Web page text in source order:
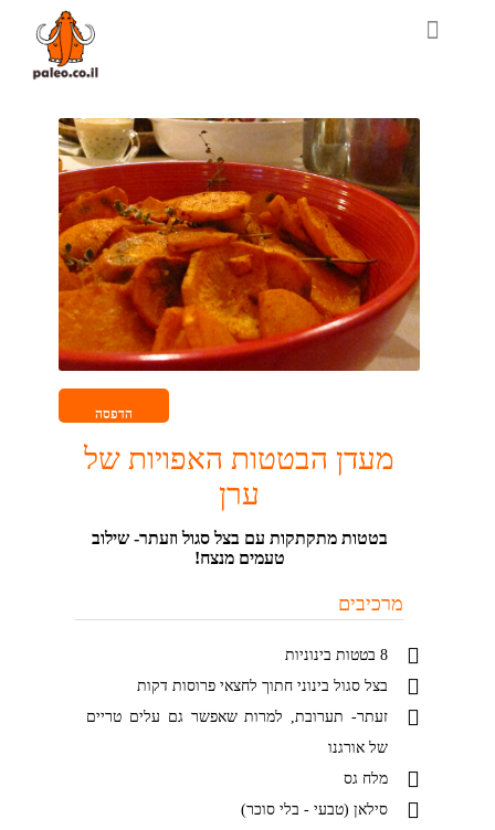
הדפסה
מעדן הבטטות האפויות של
ערן
בטטות מתקתקות עם בצל סגול וזעתר- שילוב
טעמים מנצח!
מרכיבים
8 בטטות בינוניות
בצל סגול בינוני חתוך לחצאי פרוסות דקות
זעתר- תערובת, למרות שאפשר גם עלים טריים
של אורגנו
מלח גס
סילאן (טבעי - בלי סוכר)